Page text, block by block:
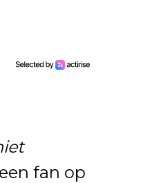
fan op